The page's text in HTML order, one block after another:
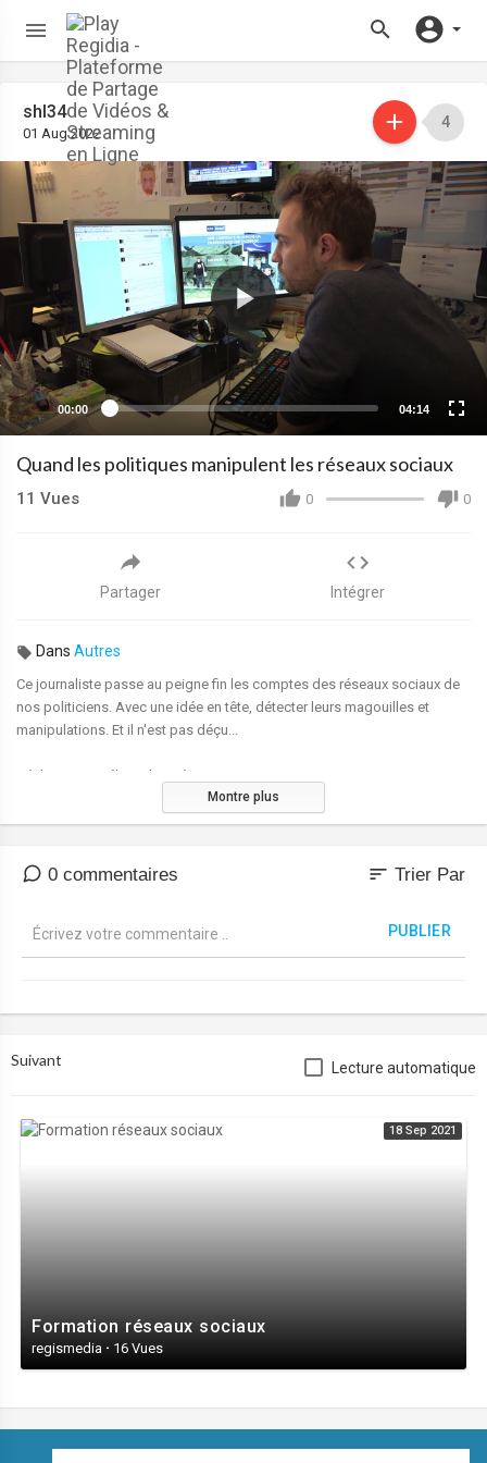
shl34
01 Aug 2022
4
00:00 04:14
Quand les politiques manipulent les réseaux sociaux
0 0
11 Vues
Partager Intégrer
Dans Autres
Ce journaliste passe au peigne fin les comptes des réseaux sociaux de
nos politiciens. Avec une idée en tête, détecter leurs magouilles et
manipulations. Et il n'est pas déçu...
Réalisatrice : Céline Chassé
Suivez nous sur les réseaux :
https://www.facebook.com/MeilleurDuPire/
Montre plus
0 commentaires sort Trier Par
PUBLIER
Suivant Lecture automatique
18 Sep 2021
Formation réseaux sociaux
regismedia · 16 Vues